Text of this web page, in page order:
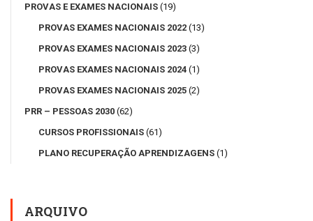
PROVAS E EXAMES NACIONAIS (19)
PROVAS EXAMES NACIONAIS 2022 (13)
PROVAS EXAMES NACIONAIS 2023 (3)
PROVAS EXAMES NACIONAIS 2024 (1)
PROVAS EXAMES NACIONAIS 2025 (2)
PRR – PESSOAS 2030 (62)
CURSOS PROFISSIONAIS (61)
PLANO RECUPERAÇÃO APRENDIZAGENS (1)
ARQUIVO